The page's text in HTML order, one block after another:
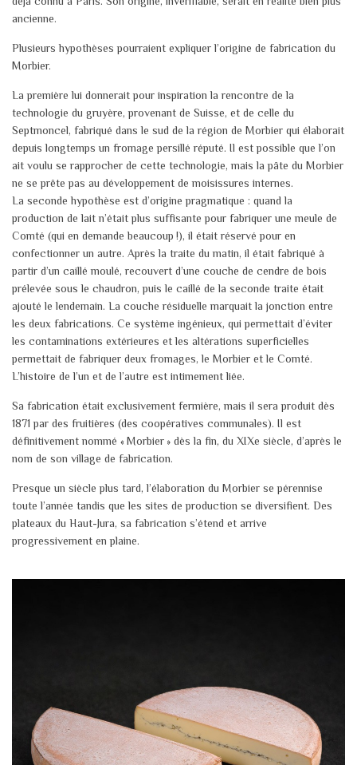
ancienne.
Plusieurs hypothèses pourraient expliquer l’origine de fabrication du
Morbier.
La première lui donnerait pour inspiration la rencontre de la
technologie du gruyère, provenant de Suisse, et de celle du
Septmoncel, fabriqué dans le sud de la région de Morbier qui élaborait
depuis longtemps un fromage persillé réputé. Il est possible que l’on
ait voulu se rapprocher de cette technologie, mais la pâte du Morbier
ne se prête pas au développement de moisissures internes.
La seconde hypothèse est d’origine pragmatique : quand la
production de lait n’était plus suffisante pour fabriquer une meule de
Comté (qui en demande beaucoup !), il était réservé pour en
confectionner un autre. Après la traite du matin, il était fabriqué à
partir d’un caillé moulé, recouvert d’une couche de cendre de bois
prélevée sous le chaudron, puis le caillé de la seconde traite était
ajouté le lendemain. La couche résiduelle marquait la jonction entre
les deux fabrications. Ce système ingénieux, qui permettait d’éviter
les contaminations extérieures et les altérations superficielles
permettait de fabriquer deux fromages, le Morbier et le Comté.
L’histoire de l’un et de l’autre est intimement liée.
Sa fabrication était exclusivement fermière, mais il sera produit dès
1871 par des fruitières (des coopératives communales). Il est
définitivement nommé « Morbier » dès la fin, du XIXe siècle, d’après le
nom de son village de fabrication.
Presque un siècle plus tard, l’élaboration du Morbier se pérennise
toute l’année tandis que les sites de production se diversifient. Des
plateaux du Haut-Jura, sa fabrication s’étend et arrive
progressivement en plaine.